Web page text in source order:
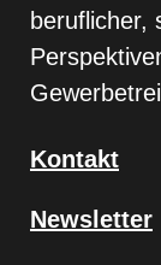
beruflicher,
Kontakt
Newsletter